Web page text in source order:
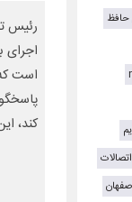
رئیس
اجرای
است
کند،
حافظ